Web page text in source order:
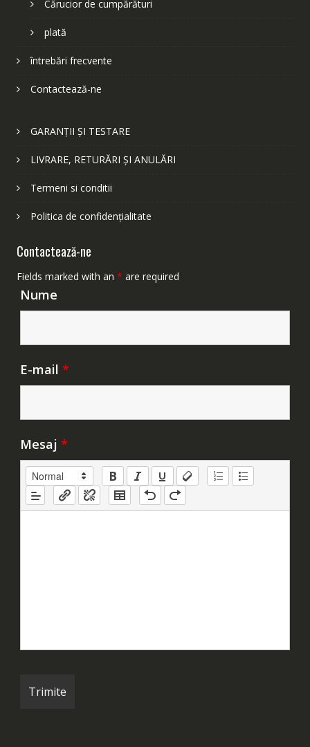
Cărucior de cumpărături
plată
întrebări frecvente
Contactează-ne
GARANȚII ȘI TESTARE
LIVRARE, RETURĂRI ȘI ANULĂRI
Termeni si conditii
Politica de confidențialitate
Contactează-ne
Fields marked with an * are required
Nume
E-mail *
Mesaj *